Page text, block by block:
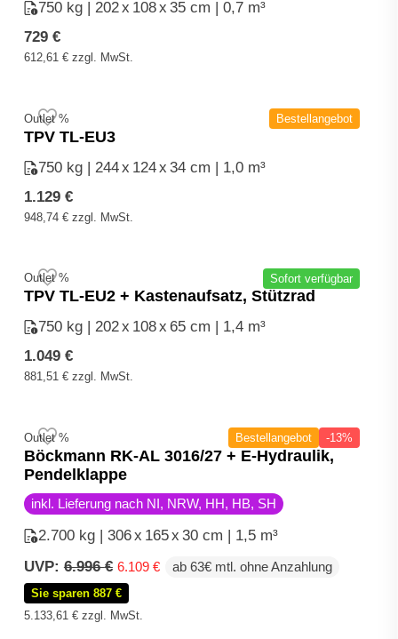
750 kg | 202x108x35 cm | 0,7 m³
729 €
612,61 €zzgl. MwSt.
Bestellangebot
Outlet %
TPV TL-EU3
750 kg | 244x124x34 cm | 1,0 m³
1.129 €
948,74 €zzgl. MwSt.
Sofort verfügbar
Outlet %
TPV TL-EU2 + Kastenaufsatz, Stützrad
750 kg | 202x108x65 cm | 1,4 m³
1.049 €
881,51 €zzgl. MwSt.
Bestellangebot -13%
Outlet %
Böckmann RK-AL 3016/27 + E-Hydraulik,
Pendelklappe
inkl. Lieferung nach NI, NRW, HH, HB, SH
2.700 kg | 306x165x30 cm | 1,5 m³
UVP: 6.996€ Ursprünglicher
Preis
war:
6.996 €
6.109 €
Aktueller
ab 63€ mtl. ohne Anzahlung
Sie sparen 887 €
5.133,61 €zzgl. MwSt.